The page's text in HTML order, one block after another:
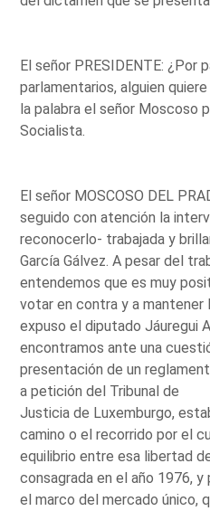
El señor PRESIDENTE:
parlamentarios, alguien
la palabra el señor Moscoso
Socialista.
El señor MOSCOSO DEL
seguido con atención la
reconocerlo- trabajada y
García Gálvez. A pesar del
entendemos que es muy
votar en contra y a mantener
expuso el diputado Jáuregui
encontramos ante una
presentación de un
a petición del Tribunal de
Justicia de Luxemburgo,
camino o el recorrido por el
equilibrio entre esa libertad
consagrada en el año 1976,
el marco del mercado único,